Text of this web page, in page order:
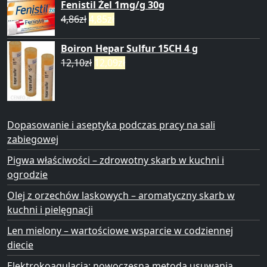
Fenistil Żel 1mg/g 30g
4,86zł4,85zł
Boiron Hepar Sulfur 15CH 4 g
12,10zł 12,09zł
Dopasowanie i aseptyka podczas pracy na sali
zabiegowej
Pigwa właściwości – zdrowotny skarb w kuchni i
ogrodzie
Olej z orzechów laskowych – aromatyczny skarb w
kuchni i pielęgnacji
Len mielony – wartościowe wsparcie w codziennej
diecie